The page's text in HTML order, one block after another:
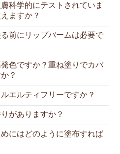
色移り防止ではありません
なマット仕上がりを実現し
に応じて塗り直すことをお
科学的にテストされていま
ますか？
学的にテストされ、敏感な
く刺激の少ない処方でつく
にパッチテストを行うこと
が生じた場合は使用を中止
前にリップバームは必要で
バ種子油、ココナッツオイ
ウムなどの保湿成分が配合
いを保ちます。
コンディショニング リップ
な油分を軽くティッシュオ
ジュを塗布すると、なめらか
りになります。
色ですか？重ね塗りでカバ
？
高濃度のピグメントを配合
やかな発色を実現します。
エルティフリーですか？
物実験を行っていません。
製品の安全性を証明するため
務付けられている場合があ
フリー」と明記していませ
がありますか？
ココアの香りに、バニラと
りが重なった、温かみのあ
にはどのように塗布すれば